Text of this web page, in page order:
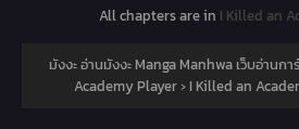
All chapters are in I Killed an
มังงะ อ่านมังงะ Manga Manhwa เว็บอ่านก
Academy Player› I Killed an